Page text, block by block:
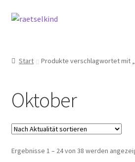
Zur
Zum
Cookie-Richtlinie (EU)
Datenschutzbelehrung
Echtheit von Bewertungen
Start Produkte verschlagwortet mit
Oktober
Ergebnisse 1 – 24 von 38 werden